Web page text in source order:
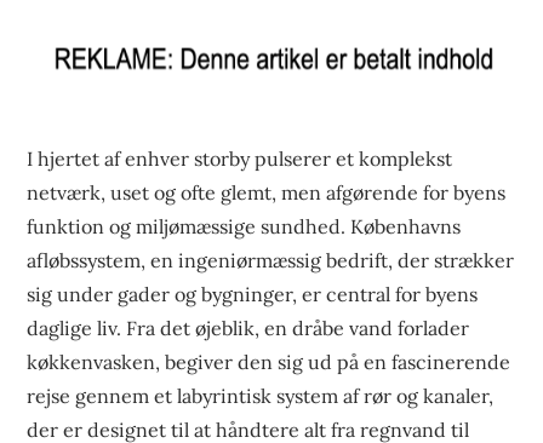
I hjertet af enhver storby pulserer et komplekst
netværk, uset og ofte glemt, men afgørende for byens
funktion og miljømæssige sundhed. Københavns
afløbssystem, en ingeniørmæssig bedrift, der strækker
sig under gader og bygninger, er central for byens
daglige liv. Fra det øjeblik, en dråbe vand forlader
køkkenvasken, begiver den sig ud på en fascinerende
rejse gennem et labyrintisk system af rør og kanaler,
der er designet til at håndtere alt fra regnvand til